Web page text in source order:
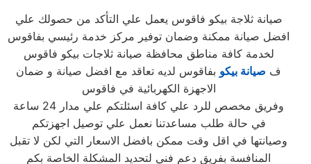
صيانة ثلاجة بيكو فاقوس يعمل علي التأكد من حصولك علي
افضل صيانة ممكنة وضمان توفير مركز خدمة رئيسي بفاقوس
لخدمة كافة مناطق محافظة صيانة ثلاجات بيكو فاقوس
ف صيانة بيكو بفاقوس لديه تعاقد مع افضل صيانة و ضمان
الاجهزة الكهربائية في فاقوس
وفريق مخصص للرد علي كافة اسئلتكم علي مدار 24 ساعة
في حالة طلب مساعدتنا نعمل علي توصيل اجهزتكم
وصيانتها في اقل وقت ممكن بافضل الاسعار التي لكن لا تقبل
المنافسة بفريق دعم فني لتحديد المشكلة الخاصة بكم